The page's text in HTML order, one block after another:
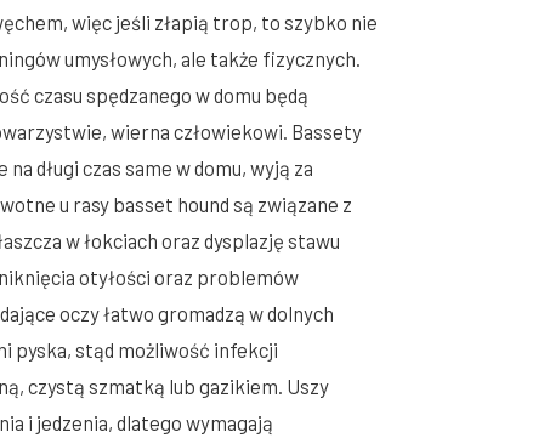
więc jeśli złapią trop, to szybko nie
umysłowych, ale także fizycznych.
czasu spędzanego w domu będą
wierna człowiekowi. Bassety
długi czas same w domu, wyją za
u rasy basset hound są związane z
w łokciach oraz dysplazję stawu
otyłości oraz problemów
oczy łatwo gromadzą w dolnych
pyska, stąd możliwość infekcji
czystą szmatką lub gazikiem. Uszy
i jedzenia, dlatego wymagają